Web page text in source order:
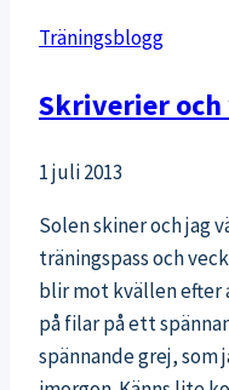
Träningsblogg
Skriverier
1 juli 2013
Solen skiner och jag
träningspass och
blir mot kvällen efter
på filar på ett
spännande grej,